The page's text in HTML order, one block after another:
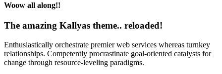
Woow all along!!
The amazing Kallyas theme.. reloaded!
Enthusiastically orchestrate premier web services whereas turnkey
relationships. Competently procrastinate goal-oriented catalysts for
change through resource-leveling paradigms.